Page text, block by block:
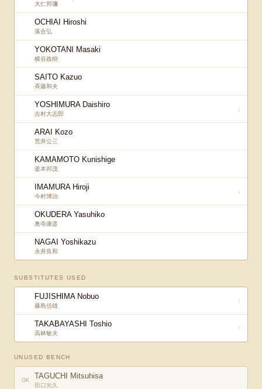
大仁邦彌
OCHIAI Hiroshi
落合弘
YOKOTANI Masaki
横谷政樹
SAITO Kazuo
斉藤和夫
YOSHIMURA Daishiro
吉村大志郎
↓
ARAI Kozo
荒井公三
KAMAMOTO Kunishige
釜本邦茂
IMAMURA Hiroji
今村博治
↓
OKUDERA Yasuhiko
奥寺康彦
NAGAI Yoshikazu
永井良和
SUBSTITUTES USED
FUJISHIMA Nobuo
藤島信雄
↑
TAKABAYASHI Toshio
高林敏夫
↑
UNUSED BENCH
GK TAGUCHI Mitsuhisa
田口光久